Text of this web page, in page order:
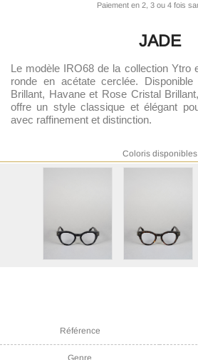
Paiement en 2, 3 ou 4 fois
JADE
Le modèle IRO68 de la collection Ytro
ronde en acétate cerclée.
Brillant, Havane et Rose Cristal
offre un style classique et élégant
avec raffinement et distinction.
Coloris disponibles
Référence